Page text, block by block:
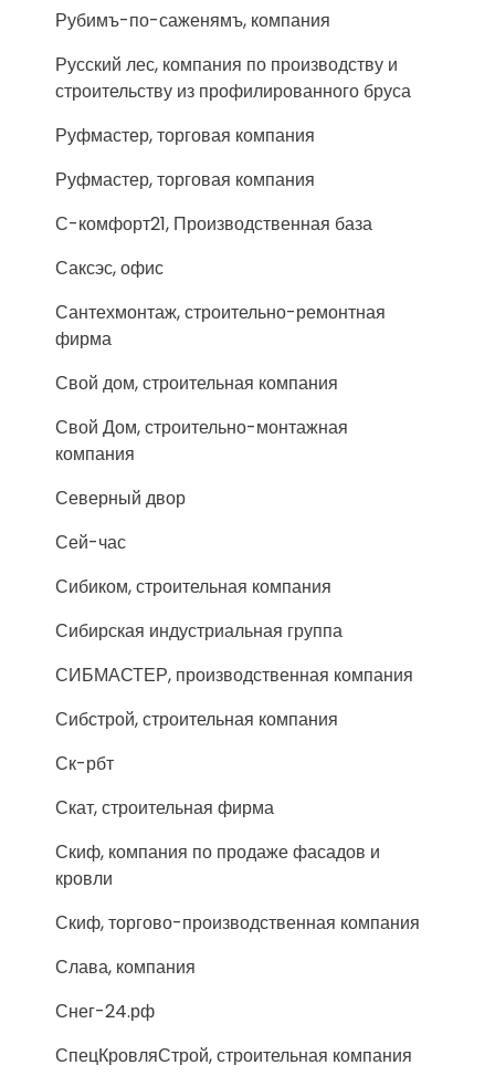
Рубимъ-по-саженямъ, компания
Русский лес, компания по производству и
строительству из профилированного бруса
Руфмастер, торговая компания
Руфмастер, торговая компания
С-комфорт21, Производственная база
Саксэс, офис
Сантехмонтаж, строительно-ремонтная
фирма
Свой дом, строительная компания
Свой Дом, строительно-монтажная
компания
Северный двор
Сей-час
Сибиком, строительная компания
Сибирская индустриальная группа
СИБМАСТЕР, производственная компания
Сибстрой, строительная компания
Ск-рбт
Скат, строительная фирма
Скиф, компания по продаже фасадов и
кровли
Скиф, торгово-производственная компания
Слава, компания
Снег-24.рф
СпецКровляСтрой, строительная компания